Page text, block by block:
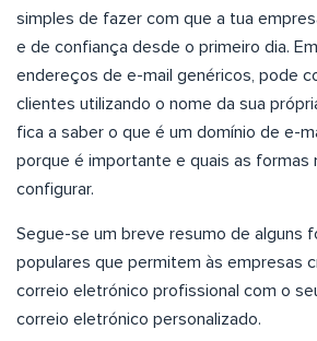
simples de fazer com que a tua
e de confiança desde o primeiro dia.
endereços de e-mail genéricos, pode
clientes utilizando o nome da sua
fica a saber o que é um domínio de e-
porque é importante e quais as formas
configurar.
Segue-se um breve resumo de alguns
populares que permitem às empresas
correio eletrónico profissional com o
correio eletrónico personalizado.